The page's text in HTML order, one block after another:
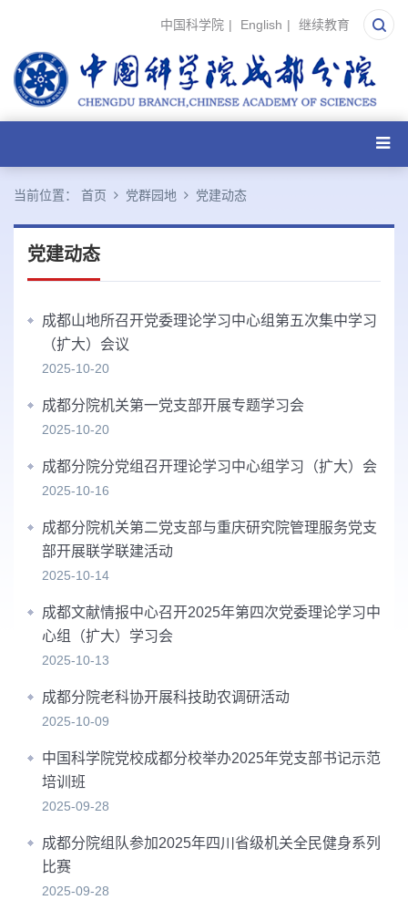
中国科学院 | English | 继续教育
当前位置： 首页 党群园地 党建动态
党建动态
成都山地所召开党委理论学习中心组第五次集中学习
（扩大）会议
2025-10-20
成都分院机关第一党支部开展专题学习会
2025-10-20
成都分院分党组召开理论学习中心组学习（扩大）会
2025-10-16
成都分院机关第二党支部与重庆研究院管理服务党支
部开展联学联建活动
2025-10-14
成都文献情报中心召开2025年第四次党委理论学习中
心组（扩大）学习会
2025-10-13
成都分院老科协开展科技助农调研活动
2025-10-09
中国科学院党校成都分校举办2025年党支部书记示范
培训班
2025-09-28
成都分院组队参加2025年四川省级机关全民健身系列
比赛
2025-09-28